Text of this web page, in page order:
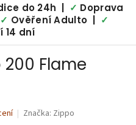
do 24h | ✓ Doprava
✓ Ověření Adulto |
✓
14 dní
Flame
Značka: Zippo